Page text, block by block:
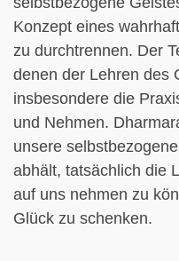
Konzept eines
zu durchtrennen. Der
denen der Lehren des
insbesondere die
und Nehmen.
unsere
abhält, tatsächlich die
auf uns nehmen zu
Glück zu schenken.